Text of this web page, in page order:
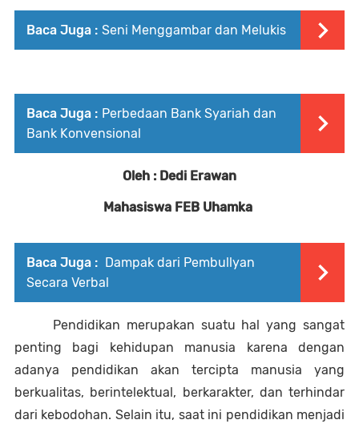
Baca Juga : Seni Menggambar dan Melukis
Baca Juga : Perbedaan Bank Syariah dan
Bank Konvensional
Oleh : Dedi Erawan
Mahasiswa FEB Uhamka
Baca Juga : Dampak dari Pembullyan
Secara Verbal
Pendidikan merupakan suatu hal yang sangat
penting bagi kehidupan manusia karena dengan
adanya pendidikan akan tercipta manusia yang
berkualitas, berintelektual, berkarakter, dan terhindar
dari kebodohan. Selain itu, saat ini pendidikan menjadi